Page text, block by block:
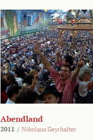
Abendland
2011 / Nikolaus Geyrhalter